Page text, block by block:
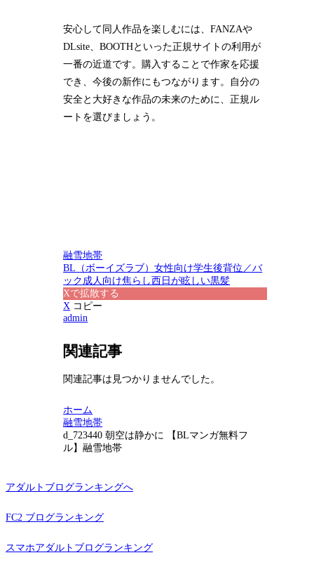
安心して同人作品を楽しむには、FANZAや
DLsite、BOOTHといった正規サイトの利用が
一番の近道です。購入することで作家を応援
でき、今後の新作にもつながります。自分の
安全と大好きな作品の未来のために、正規ル
ートを選びましょう。
融雪地帯
BL（ボーイズラブ）女性向け学生後背位／バ
ック 成人向け焦らし西日が眩しい黒髪
Xで拡散する
X コピー
admin
関連記事
関連記事は見つかりませんでした。
ホーム
融雪地帯
d_723440 朝空は静かに 【BLマンガ無料フ
ル】融雪地帯
アダルトブログランキングへ
FC2 ブログランキング
スマホアダルトブログランキング